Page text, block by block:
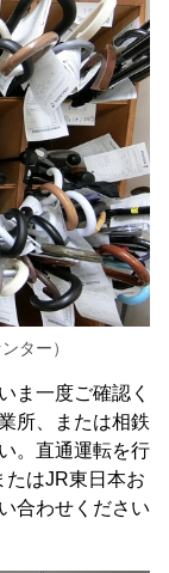
ター）
ま一度ご確認く
所、または相鉄
。直通運転を行
たはJR東日本お
合わせください